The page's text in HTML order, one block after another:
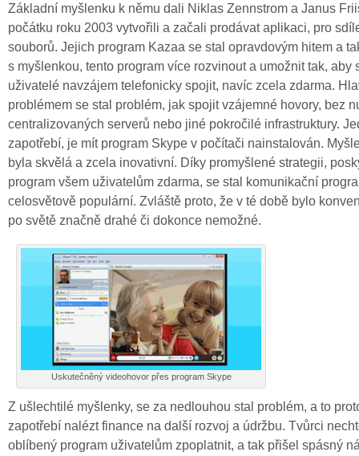
Základní myšlenku k němu dali Niklas Zennstrom a Janus
počátku roku 2003 vytvořili a začali prodávat aplikaci, pro
souborů. Jejich program Kazaa se stal opravdovým hitem a
s myšlenkou, tento program více rozvinout a umožnit tak, aby
uživatelé navzájem telefonicky spojit, navíc zcela zdarma.
problémem se stal problém, jak spojit vzájemné hovory, bez
centralizovaných serverů nebo jiné pokročilé infrastruktury.
zapotřebí, je mít program Skype v počítači nainstalován.
byla skvělá a zcela inovativní. Díky promyšlené strategii,
program všem uživatelům zdarma, se stal komunikační
celosvětově populární. Zvláště proto, že v té době bylo
po světě značně drahé či dokonce nemožné.
Uskutečněný videohovor přes program Skype
Z ušlechtilé myšlenky, se za nedlouhou stal problém, a to
zapotřebí nalézt finance na další rozvoj a údržbu. Tvůrci
oblíbený program uživatelům zpoplatnit, a tak přišel spásný